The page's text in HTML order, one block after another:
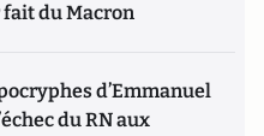
du Macron
d’Emmanuel
du RN aux